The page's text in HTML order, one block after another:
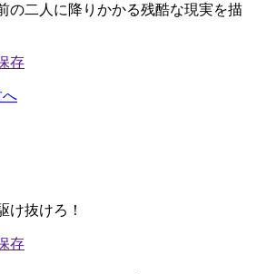
の二人に降りかかる残酷な現実を描
け抜けろ！